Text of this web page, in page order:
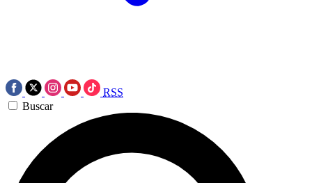
RSS
Buscar